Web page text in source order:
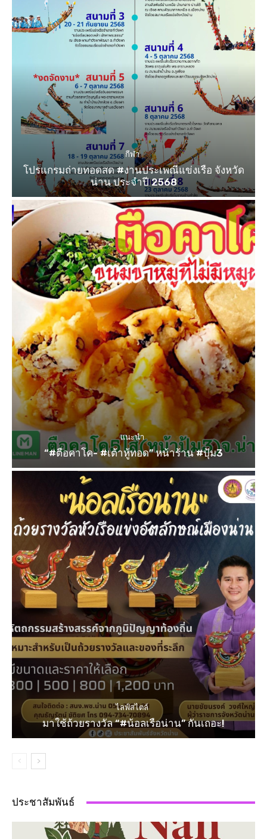
กีฬา
โปรแกรมถ่ายทอดสด #งานประเพณีแข่งเรือ จังหวัด
น่าน ประจำปี 2568
แนะนำ
“#ตือคาโค- #เต้าหู้ทอด” หน้าร้าน #ปุ้ม3
ไลฟ์สไตล์
มาใช้ถ้วยรางวัล “#น้อลเรือน่าน” กันเถอะ!
ประชาสัมพันธ์